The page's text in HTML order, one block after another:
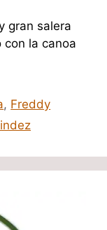
gran salera
con la canoa
, Freddy